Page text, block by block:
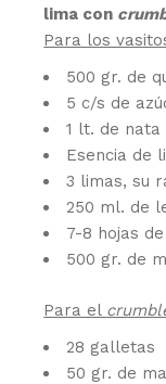
lima con
Para los
500 gr. de
5 c/s de
1 lt. de nata
Esencia de
3 limas, su
250 ml. de
7-8 hojas
500 gr. de
Para el
28 galletas
50 gr. de